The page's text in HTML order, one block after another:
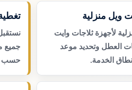
ويل منزلية
لأجهزة ثلاجات وايت
العطل وتحديد موعد
الخدمة.
جميع
حسب